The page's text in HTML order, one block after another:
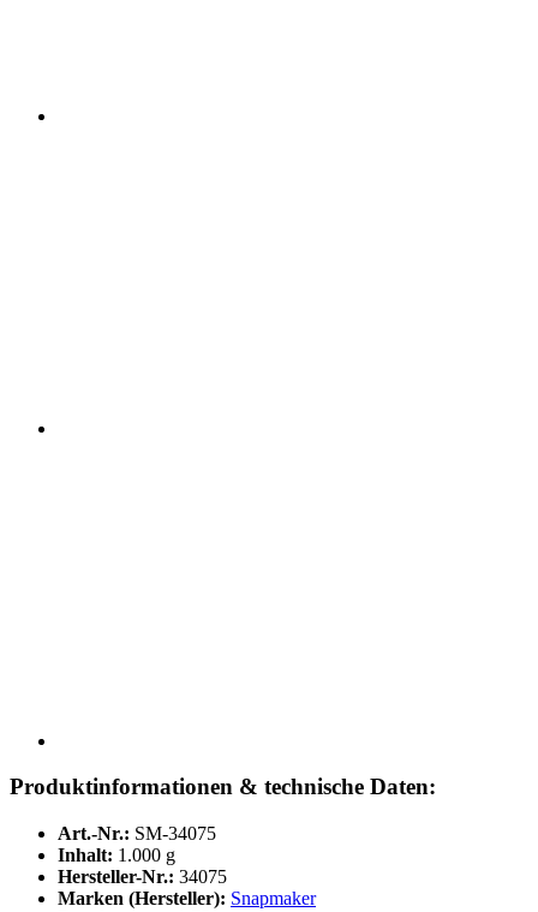
Produktinformationen & technische Daten:
Art.-Nr.: SM-34075
Inhalt: 1.000 g
Hersteller-Nr.: 34075
Marken (Hersteller): Snapmaker